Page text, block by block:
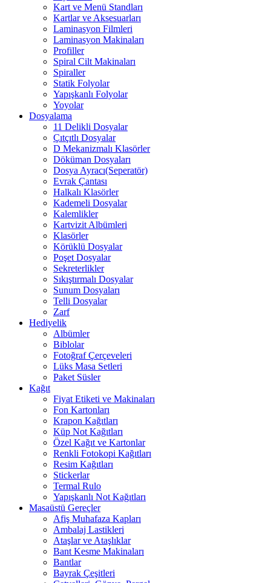
Kart ve Menü Standları
Kartlar ve Aksesuarları
Laminasyon Filmleri
Laminasyon Makinaları
Profiller
Spiral Cilt Makinaları
Spiraller
Statik Folyolar
Yapışkanlı Folyolar
Yoyolar
Dosyalama
11 Delikli Dosyalar
Çıtçıtlı Dosyalar
D Mekanizmalı Klasörler
Döküman Dosyaları
Dosya Ayracı(Seperatör)
Evrak Çantası
Halkalı Klasörler
Kademeli Dosyalar
Kalemlikler
Kartvizit Albümleri
Klasörler
Körüklü Dosyalar
Poşet Dosyalar
Sekreterlikler
Sıkıştırmalı Dosyalar
Sunum Dosyaları
Telli Dosyalar
Zarf
Hediyelik
Albümler
Biblolar
Fotoğraf Çerçeveleri
Lüks Masa Setleri
Paket Süsler
Kağıt
Fiyat Etiketi ve Makinaları
Fon Kartonları
Krapon Kağıtları
Küp Not Kağıtları
Özel Kağıt ve Kartonlar
Renkli Fotokopi Kağıtları
Resim Kağıtları
Stickerlar
Termal Rulo
Yapışkanlı Not Kağıtları
Masaüstü Gereçler
Afiş Muhafaza Kapları
Ambalaj Lastikleri
Ataşlar ve Ataşlıklar
Bant Kesme Makinaları
Bantlar
Bayrak Çeşitleri